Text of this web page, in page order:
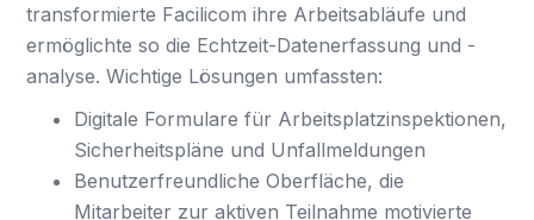
transformierte Facilicom ihre Arbeitsabläufe und
ermöglichte so die Echtzeit-Datenerfassung und -
analyse. Wichtige Lösungen umfassten:
Digitale Formulare für Arbeitsplatzinspektionen,
Sicherheitspläne und Unfallmeldungen
Benutzerfreundliche Oberfläche, die
Mitarbeiter zur aktiven Teilnahme motivierte